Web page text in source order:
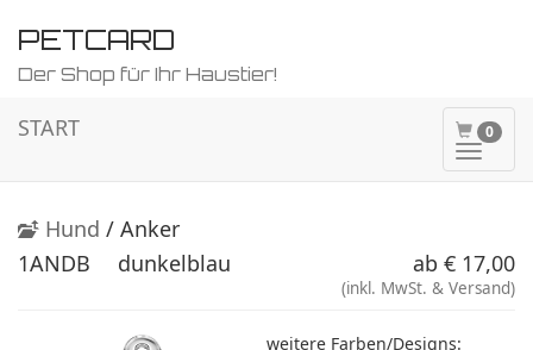
PETCARD
Der Shop für Ihr Haustier!
0
ein-/
START
Hund / Anker
1ANDB
dunkelblau ab € 17,00
(inkl. MwSt. & Versand)
weitere Farben/Designs: